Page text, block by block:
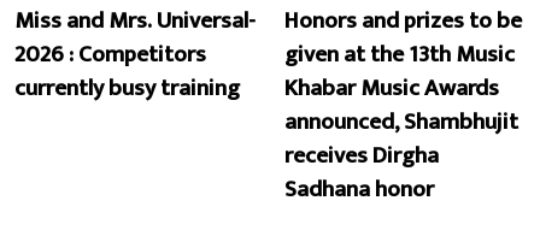
Miss and Mrs. Universal-
2026 : Competitors
currently busy training
Honors and prizes to be
given at the 13th Music
Khabar Music Awards
announced, Shambhujit
receives Dirgha
Sadhana honor